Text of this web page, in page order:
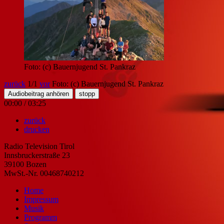
Foto: (c) Bauernjugend St. Pankraz
zurück 1/1 vor Foto: (c) Bauernjugend St. Pankraz
Audiobeitrag anhören stopp
00:00 /03:25
zurück
drucken
Radio Television Tirol
Innsbruckerstraße 23
39100 Bozen
MwSt.-Nr. 00468740212
Home
Impressum
Musik
Programm